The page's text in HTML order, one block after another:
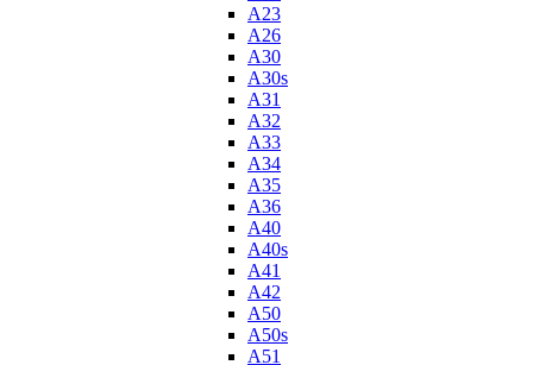
A23
A26
A30
A30s
A31
A32
A33
A34
A35
A36
A40
A40s
A41
A42
A50
A50s
A51